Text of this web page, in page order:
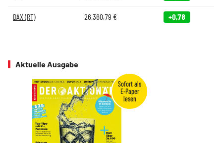
DAX (RT) 26.360,79 € +0,78
Aktuelle Ausgabe